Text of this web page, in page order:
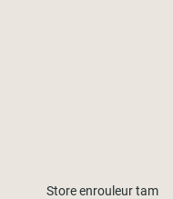
Store enrouleur